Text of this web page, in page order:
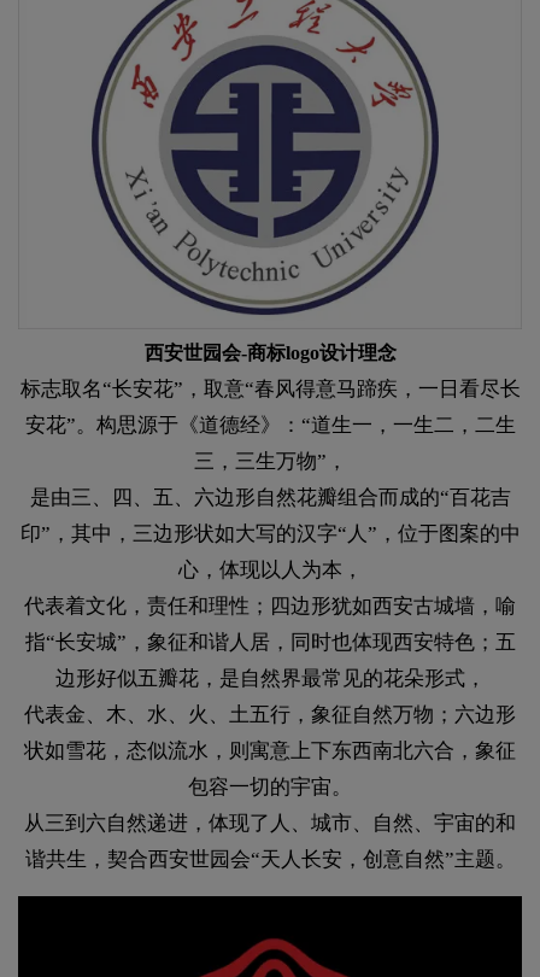
西安世园会-商标logo设计理念
标志取名“长安花”，取意“春风得意马蹄疾，一日看尽长
安花”。构思源于《道德经》：“道生一，一生二，二生
三，三生万物”，
是由三、四、五、六边形自然花瓣组合而成的“百花吉
印”，其中，三边形状如大写的汉字“人”，位于图案的中
心，体现以人为本，
代表着文化，责任和理性；四边形犹如西安古城墙，喻
指“长安城”，象征和谐人居，同时也体现西安特色；五
边形好似五瓣花，是自然界最常见的花朵形式，
代表金、木、水、火、土五行，象征自然万物；六边形
状如雪花，态似流水，则寓意上下东西南北六合，象征
包容一切的宇宙。
从三到六自然递进，体现了人、城市、自然、宇宙的和
谐共生，契合西安世园会“天人长安，创意自然”主题。